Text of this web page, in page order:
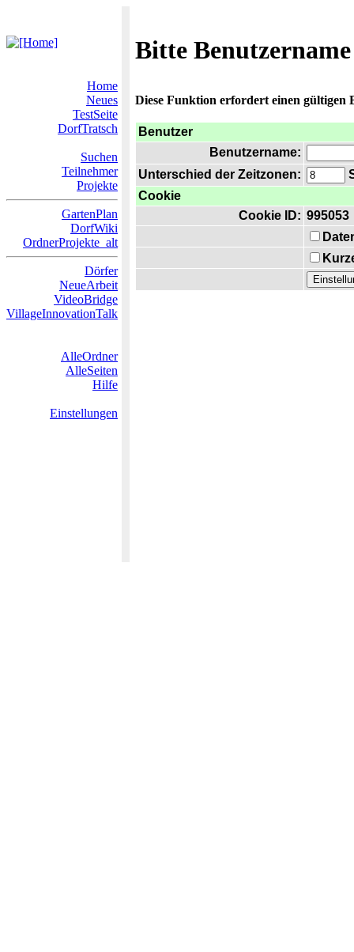
Bitte
Home
Neues
TestSeite
DorfTratsch
Suchen
Teilnehmer
Projekte
GartenPlan
DorfWiki
OrdnerProjekte_alt
Dörfer
NeueArbeit
VideoBridge
VillageInnovationTalk
AlleOrdner
AlleSeiten
Hilfe
Einstellungen
Diese Funktion erfordert einen gültigen
Benutzer
Benutzername:
Unterschied der Zeitzonen:
Cookie
Cookie ID: 995053